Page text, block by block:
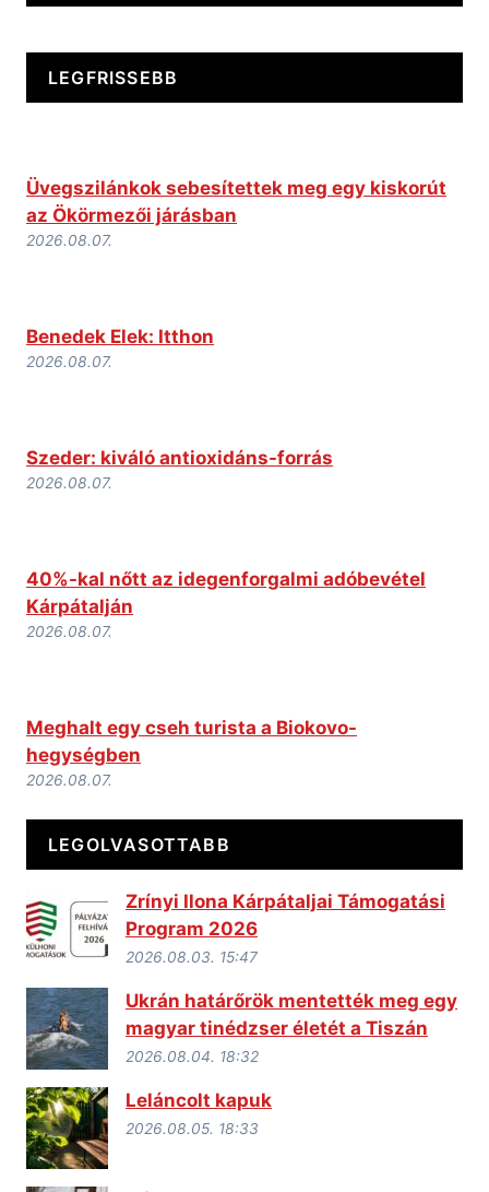
LEGFRISSEBB
Üvegszilánkok sebesítettek meg egy kiskorút
az Ökörmezői járásban
2026.08.07.
Benedek Elek: Itthon
2026.08.07.
Szeder: kiváló antioxidáns-forrás
2026.08.07.
40%-kal nőtt az idegenforgalmi adóbevétel
Kárpátalján
2026.08.07.
Meghalt egy cseh turista a Biokovo-
hegységben
2026.08.07.
LEGOLVASOTTABB
Zrínyi Ilona Kárpátaljai Támogatási
Program 2026
2026.08.03. 15:47
Ukrán határőrök mentették meg egy
magyar tinédzser életét a Tiszán
2026.08.04. 18:32
Leláncolt kapuk
2026.08.05. 18:33